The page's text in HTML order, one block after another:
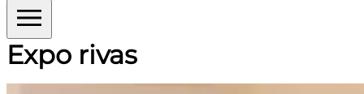
Expo rivas